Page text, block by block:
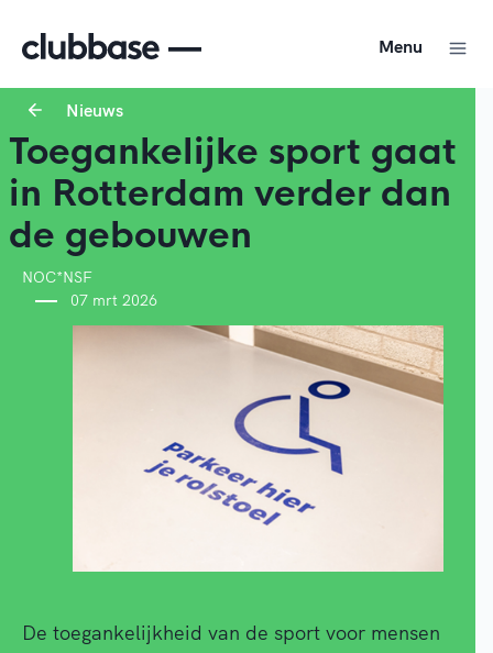
Menu
Nieuws
Toegankelijke sport gaat
in Rotterdam verder dan
de gebouwen
NOC*NSF
07 mrt 2026
De toegankelijkheid van de sport voor mensen